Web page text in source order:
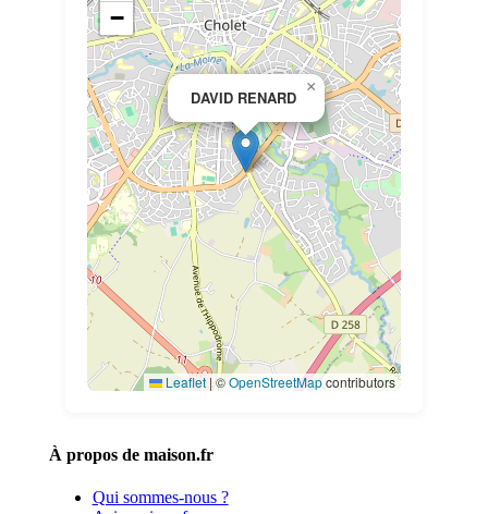
DAVID RENARD
×
−
Leaflet |©OpenStreetMapcontributors
À propos de maison.fr
Qui sommes-nous ?